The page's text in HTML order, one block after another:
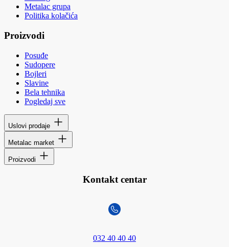
Metalac grupa
Politika kolačića
Proizvodi
Posuđe
Sudopere
Bojleri
Slavine
Bela tehnika
Pogledaj sve
Uslovi prodaje
Metalac market
Proizvodi
Kontakt centar
032 40 40 40